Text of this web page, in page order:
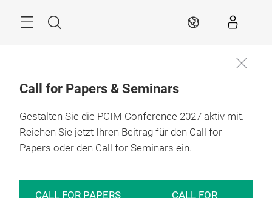
Suche DE
Call for Papers & Seminars
Gestalten Sie die PCIM Conference 2027 aktiv mit.
Reichen Sie jetzt Ihren Beitrag für den Call for
Papers oder den Call for Seminars ein.
CALL FOR PAPERS
CALL FOR